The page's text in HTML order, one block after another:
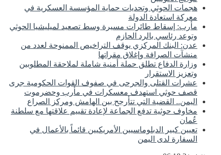
هجمات الحوثي وتحديات حماية المؤسسة العسكرية في
معركة استعادة الدولة
مأرب: إسقاط طائرات مسيرة وسط تصعيد لميليشيا الحوثي
وتوعد رئاسي بالرد الحازم
عدن: البنك المركزي يوقف التراخيص الممنوحة لعدد من
منشآت الصرافة وإغلاق مقراتها
وزارة الدفاع تطلق حملة أمنية شاملة لملاحقة المطلوبين
وتعزيز الاستقرار
عشرات القتلى والجرحى في صفوف القوات الحكومية جرى
قصف حوثي استهدف معسكرات في مأرب وحضرموت
اليمن.. القضية التي تتأرجح بين الهامش ومركز الصراع
مخاوف حوثية تدفع الجماعة لإعادة تقييم علاقتها مع سلطنة
عُمان
تعيين كبير الدبلوماسيين الأمريكيين قائماً بالأعمال في
السفارة لدى اليمن